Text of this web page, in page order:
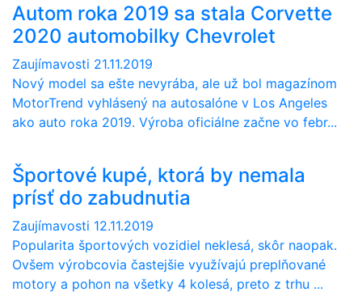
Autom roka 2019 sa stala Corvette
2020 automobilky Chevrolet
Zaujímavosti 21.11.2019
Nový model sa ešte nevyrába, ale už bol magazínom
MotorTrend vyhlásený na autosalóne v Los Angeles
ako auto roka 2019. Výroba oficiálne začne vo febr...
Športové kupé, ktorá by nemala
prísť do zabudnutia
Zaujímavosti 12.11.2019
Popularita športových vozidiel neklesá, skôr naopak.
Ovšem výrobcovia častejšie využívajú preplňované
motory a pohon na všetky 4 kolesá, preto z trhu ...